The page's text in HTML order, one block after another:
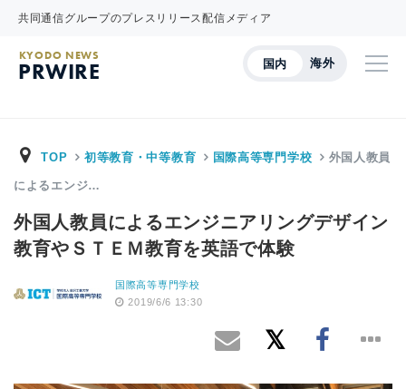
共同通信グループのプレスリリース配信メディア
国内 海外
KYODO NEWS
PRWIRE
TOP 初等教育・中等教育 国際高等専門学校 外国人教員
によるエンジ…
外国人教員によるエンジニアリングデザイン
教育やＳＴＥＭ教育を英語で体験
国際高等専門学校
2019/6/6 13:30